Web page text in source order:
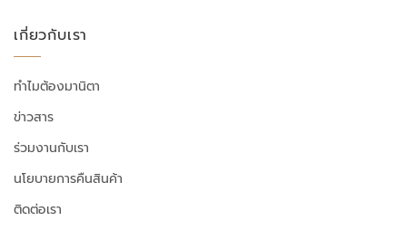
เกี่ยวกับเรา
ทำไมต้องมานิตา
ข่าวสาร
ร่วมงานกับเรา
นโยบายการคืนสินค้า
ติดต่อเรา